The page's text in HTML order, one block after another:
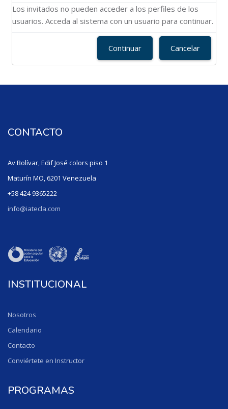
Los invitados no pueden acceder a los perfiles de los
usuarios. Acceda al sistema con un usuario para continuar.
Continuar Cancelar
CONTACTO
Av Bolívar, Edif José colors piso 1
Maturín MO, 6201 Venezuela
+58 424 9365222
info@iatecla.com
INSTITUCIONAL
Nosotros
Calendario
Contacto
Conviértete en Instructor
PROGRAMAS